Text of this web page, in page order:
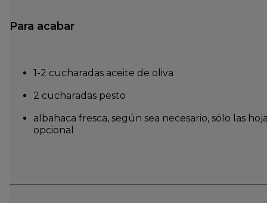
Para acabar
1-2 cucharadas aceite de oliva
2 cucharadas pesto
albahaca fresca, según sea necesario, sólo las
opcional